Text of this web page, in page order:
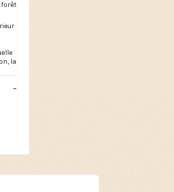
forêt
la